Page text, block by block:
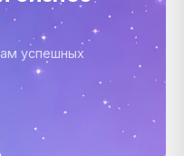
успешных